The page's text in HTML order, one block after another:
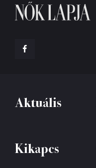
Aktuális
Kikapcs